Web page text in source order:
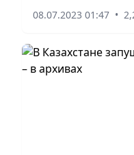
по
08.07.2023 01:47 •